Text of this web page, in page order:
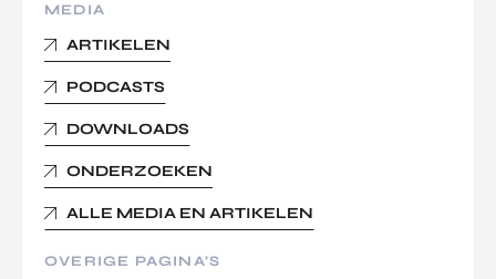
MEDIA
ARTIKELEN
PODCASTS
DOWNLOADS
ONDERZOEKEN
ALLE MEDIA EN ARTIKELEN
OVERIGE PAGINA’S